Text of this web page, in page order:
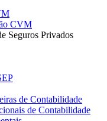
CVM
Seguros Privados
de Contabilidade
de Contabilidade